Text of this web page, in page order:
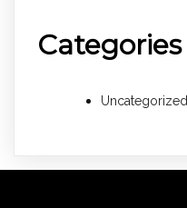
Categories
Uncategorized